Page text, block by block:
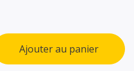
Ajouter au panier